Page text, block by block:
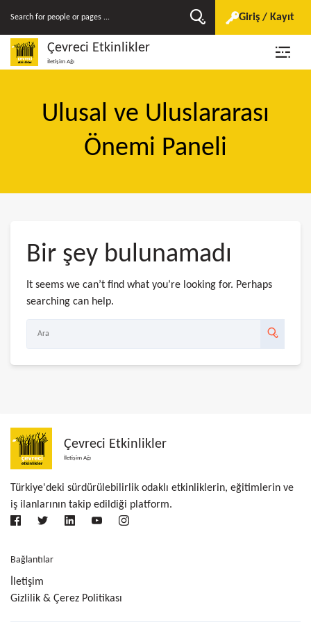
Giriş / Kayıt
Çevreci Etkinlikler
İletişim Ağı
Ulusal ve Uluslararası
Önemi Paneli
Bir şey bulunamadı
It seems we can’t find what you’re looking for. Perhaps
searching can help.
Çevreci Etkinlikler
İletişim Ağı
Türkiye'deki sürdürülebilirlik odaklı etkinliklerin, eğitimlerin ve
iş ilanlarının takip edildiği platform.
Bağlantılar
İletişim
Gizlilik & Çerez Politikası